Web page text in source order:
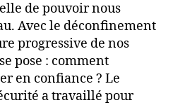
de pouvoir nous
Avec le déconfinement
progressive de nos
pose : comment
en confiance ? Le
a travaillé pour